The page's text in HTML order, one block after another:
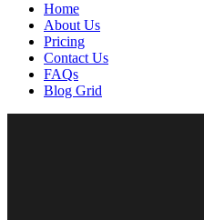
Home
About Us
Pricing
Contact Us
FAQs
Blog Grid